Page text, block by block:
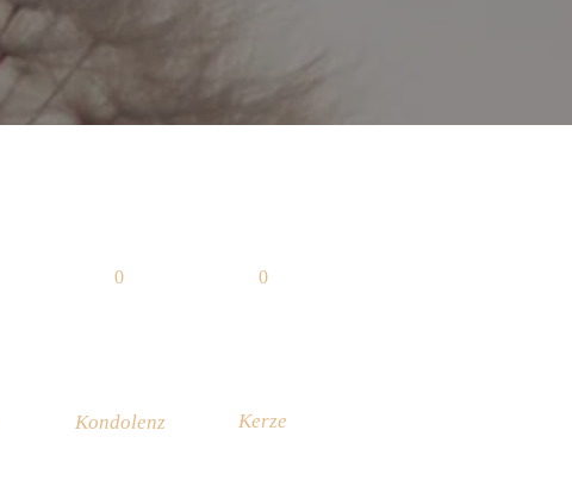
Kondolenz Kerze
0
0